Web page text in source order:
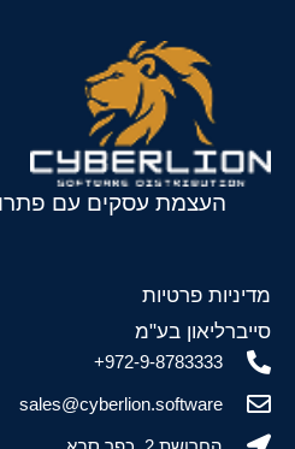
העצמת עסקים עם
מדיניות פרטיות
סייברליאון בע"מ
972-9-8783333+
sales@cyberlion.software